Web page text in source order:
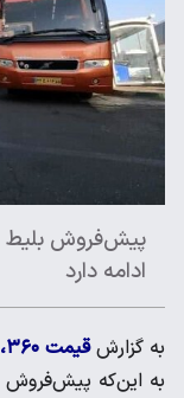
ادامه دارد
به گزارشقیمت ۳۶۰،